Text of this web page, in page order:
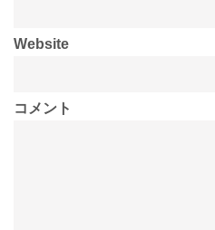
Website
コメント